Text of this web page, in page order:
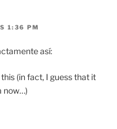
1:36 PM
así:
(in fact, I guess that it
now…)